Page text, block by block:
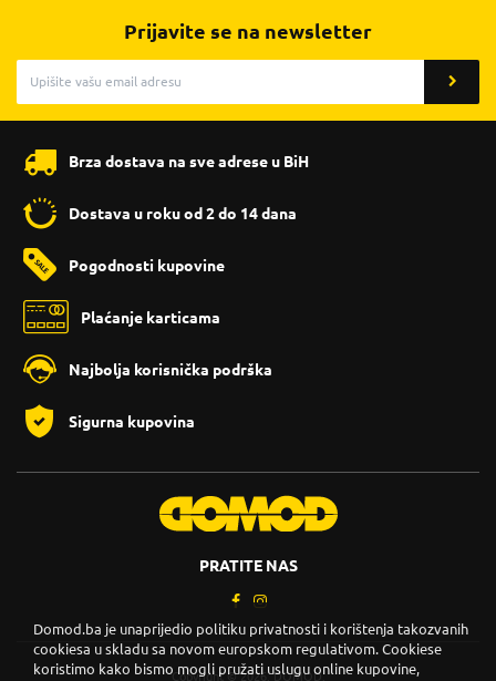
Prijavite se na newsletter
Brza dostava na sve adrese u BiH
Dostava u roku od 2 do 14 dana
Pogodnosti kupovine
Plaćanje karticama
Najbolja korisnička podrška
Sigurna kupovina
PRATITE NAS
Copyright © 2026. DOMOD.
Domod.ba je unaprijedio politiku privatnosti i korištenja takozvanih
cookiesa u skladu sa novom europskom regulativom. Cookiese
koristimo kako bismo mogli pružati uslugu online kupovine,